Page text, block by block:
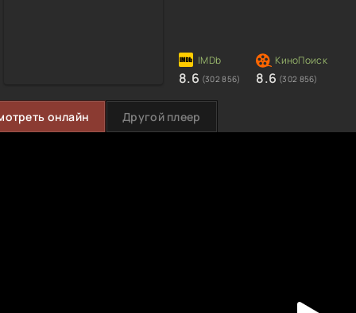
8.6 (302 856) 8.6 (302 856)
онлайн Другой плеер